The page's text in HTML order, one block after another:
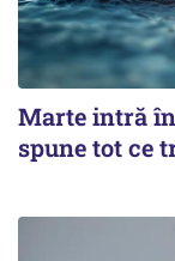
Marte intră
spune tot ce